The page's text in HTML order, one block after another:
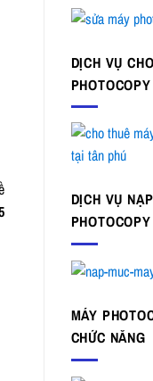
DỊCH VỤ
PHOTOCOPY
DỊCH VỤ
MÁY
CHỨC NĂNG